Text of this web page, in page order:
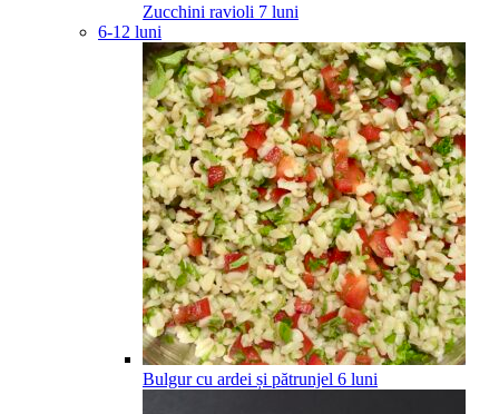
Zucchini ravioli 7 luni
6-12 luni
Bulgur cu ardei și pătrunjel 6 luni